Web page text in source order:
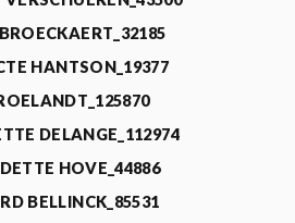
HANTSON_19377
DELANGE_112974
HOVE_44886
BELLINCK_85531